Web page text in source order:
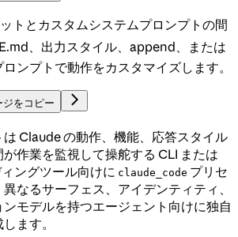
トとカスタムシステムプロンプトの間
、出力スタイル、append、または
ンプトで動作をカスタマイズします。
ジをコピー
Claude の動作、機能、応答スタイル
作業を監視して操舵する CLI または
ングツール向けに claude_code プリセ
なるサーフェス、アイデンティティ、
モデルを持つエージェント向けに独自
ます。